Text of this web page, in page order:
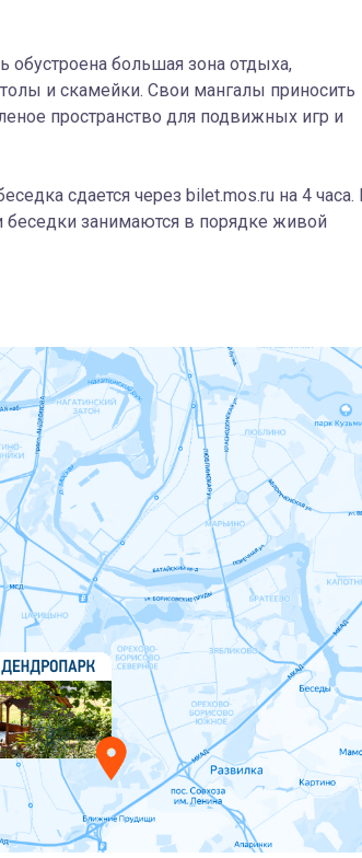
большая зона отдыха,
и скамейки. Свои мангалы приносить
пространство для подвижных игр и
сдается через bilet.mos.ru на 4 часа.
беседки занимаются в порядке живой